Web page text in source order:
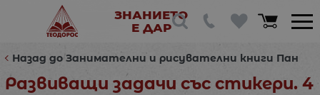
ЗНАНИЕТО
Е ДАР
Назад до Занимателни и рисувателни книги Пан
Развиващи задачи със стикери. 4